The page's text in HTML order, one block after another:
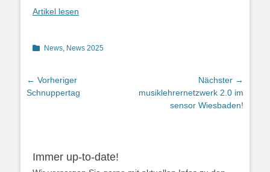
Artikel lesen
Kategorien
News, News 2025
Beitragsnavigation
← Vorheriger
Vorheriger
Schnuppertag
Nächster →
Nächster
musiklehrernetzwerk 2.0 im
sensor Wiesbaden!
Immer up-to-date!